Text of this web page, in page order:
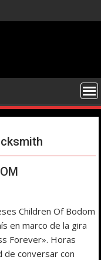
Children Of Bodom
en marco de la gira
Forever». Horas
de conversar con